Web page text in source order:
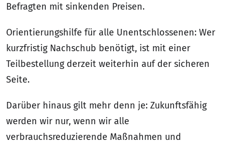
Befragten mit sinkenden Preisen.
Orientierungshilfe für alle Unentschlossenen: Wer
kurzfristig Nachschub benötigt, ist mit einer
Teilbestellung derzeit weiterhin auf der sicheren
Seite.
Darüber hinaus gilt mehr denn je: Zukunftsfähig
werden wir nur, wenn wir alle
verbrauchsreduzierende Maßnahmen und